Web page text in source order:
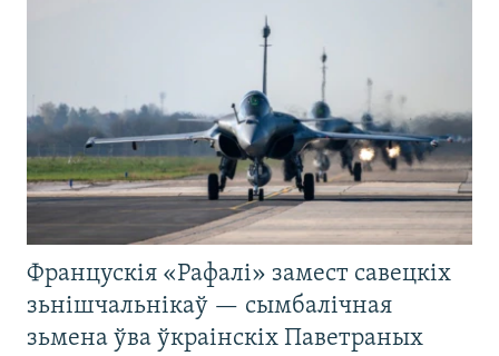
Францускія «Рафалі» замест савецкіх
зьнішчальнікаў — сымбалічная
зьмена ўва ўкраінскіх Паветраных